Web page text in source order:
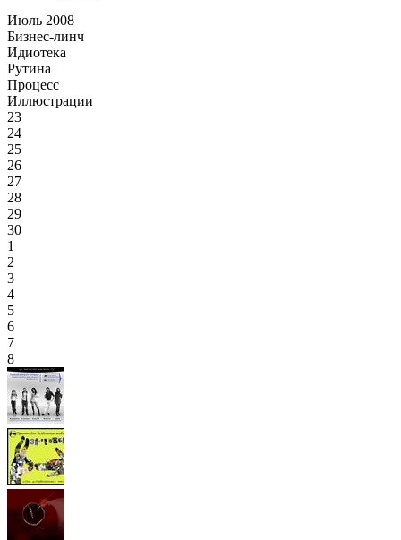
Июль 2008
Бизнес-линч
Идиотека
Рутина
Процесс
Иллюстрации
23
24
25
26
27
28
29
30
1
2
3
4
5
6
7
8